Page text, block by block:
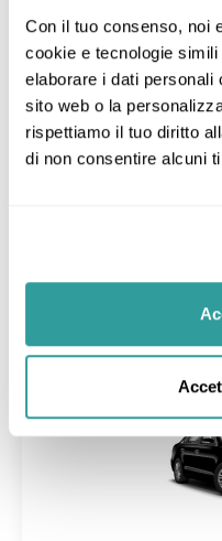
Con il tuo consenso, noi
cookie e tecnologie
elaborare i dati personali
sito web o la
rispettiamo il tuo diritto
di non consentire alcuni
Collection O Room
Chiang Mai -Mostra
8,4
Molto bene
339
Ristorante
26
nov Transfer